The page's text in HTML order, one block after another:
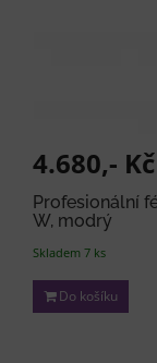
4.680,- Kč
Profesionální
W, modrý
Skladem 7 ks
Do košíku